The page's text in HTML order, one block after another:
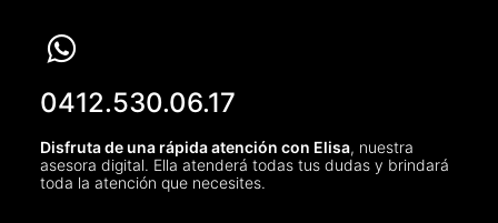
0412.530.06.17
Disfruta de una rápida atención con Elisa, nuestra
asesora digital. Ella atenderá todas tus dudas y brindará
toda la atención que necesites.